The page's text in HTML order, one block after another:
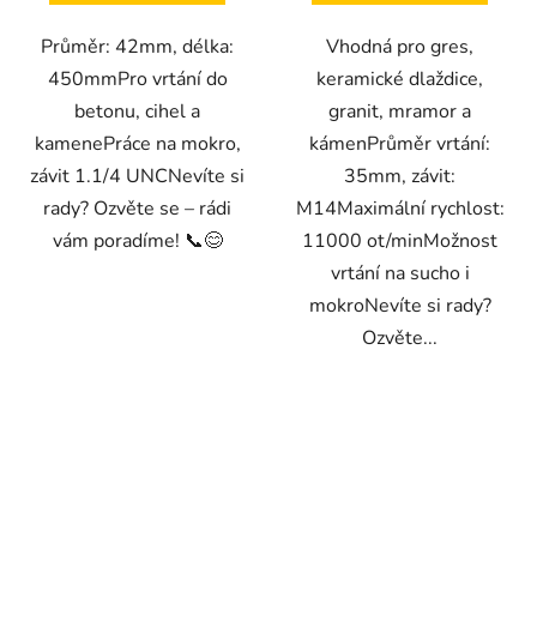
Průměr: 42mm, délka:
450mmPro vrtání do
betonu, cihel a
kamenePráce na mokro,
závit 1.1/4 UNCNevíte si
rady? Ozvěte se – rádi
vám poradíme! 📞😊
Vhodná pro gres,
keramické dlaždice,
granit, mramor a
kámenPrůměr vrtání:
35mm, závit:
M14Maximální rychlost:
11000 ot/minMožnost
vrtání na sucho i
mokroNevíte si rady?
Ozvěte...